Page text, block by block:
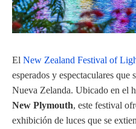
El New Zealand Festival of
esperados y espectaculares que
Nueva Zelanda. Ubicado en el
New Plymouth, este festival
exhibición de luces que se